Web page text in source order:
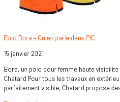
Polo Bora – On en parle dans PIC
15 janvier 2021
Bora, un polo pour femme haute
Chatard Pour tous les travaux en
parfaitement visible, Chatard propose